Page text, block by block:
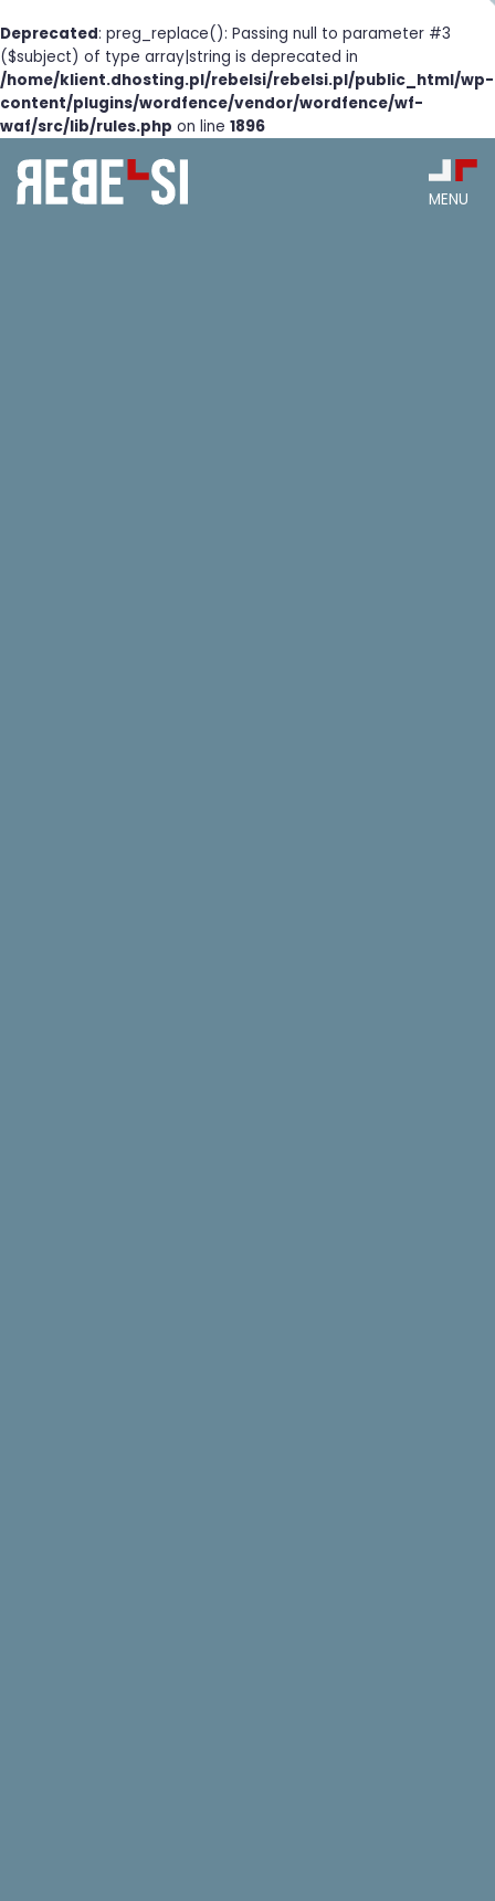
Deprecated : preg_replace(): Passing null to parameter #3
($subject) of type array|string is deprecated in
/home/klient.dhosting.pl/rebelsi/rebelsi.pl/public_html/wp-
content/plugins/wordfence/vendor/wordfence/wf-
waf/src/lib/rules.php on line 1896
content
MENU